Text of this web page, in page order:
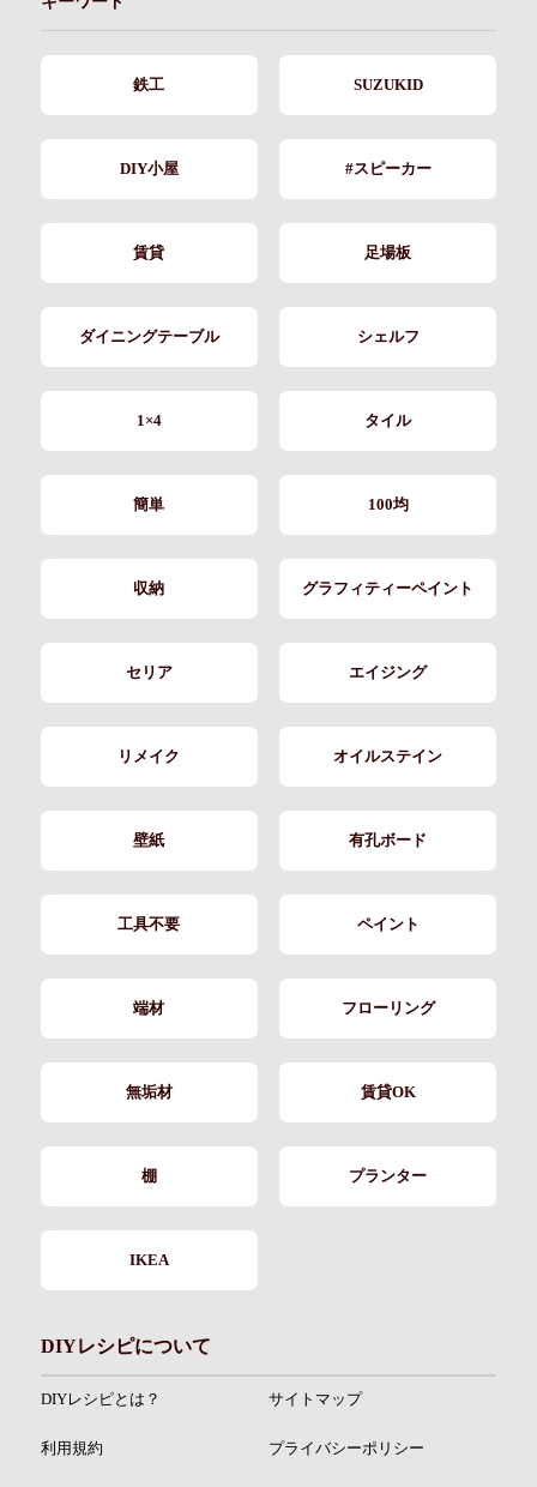
鉄工 SUZUKID
DIY小屋 #スピーカー
賃貸 足場板
ダイニングテーブル シェルフ
1×4 タイル
簡単 100均
収納 グラフィティーペイント
セリア エイジング
リメイク オイルステイン
壁紙 有孔ボード
工具不要 ペイント
端材 フローリング
無垢材 賃貸OK
棚 プランター
IKEA
DIYレシピについて
DIYレシピとは？ サイトマップ
利用規約 プライバシーポリシー